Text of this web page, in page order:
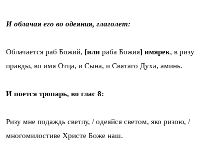
И облачая его во одеяния, глаголет:
Облачается раб Божий, [или раба Божия] имярек, в ризу
правды, во имя Отца, и Сына, и Святаго Духа, аминь.
И поется тропарь, во глас 8:
Ризу мне подаждь светлу, / одеяйся светом, яко ризою, /
многомилостиве Христе Боже наш.